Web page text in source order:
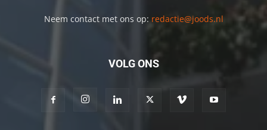
Neem contact met ons op: redactie@joods.nl
VOLG ONS